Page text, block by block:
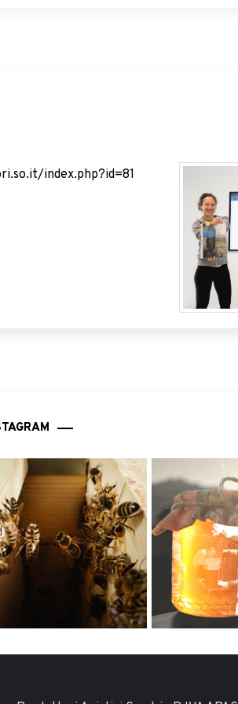
index.php?id=81